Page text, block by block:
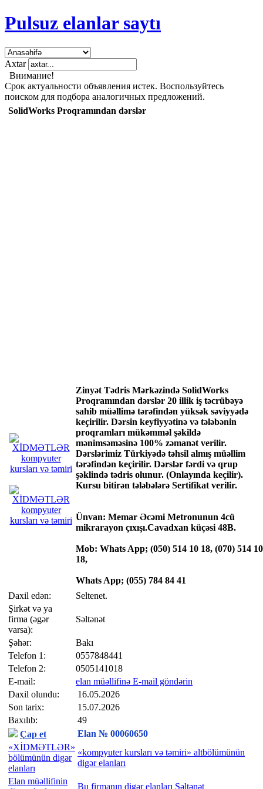
Pulsuz elanlar saytı
Axtar
Внимание!
Срок актуальности объявления истек. Воспользуйтесь
поиском для подбора аналогичных предложений.
SolidWorks Proqramından dərslər
Zinyət Tədris Mərkəzində SolidWorks
Proqramından dərslər 20 illik iş təcrübəyə
sahib müəllimə tərəfindən yüksək səviyyədə
keçirilir. Dərsin keyfiyyətinə və tələbənin
proqramları mükəmməl şəkildə
mənimsəməsinə 100% zəmanət verilir.
Dərslərimiz Türkiyədə təhsil almış müəllim
tərəfindən keçirilir. Dərslər fərdi və qrup
şəklində tədris olunur. (Onlayında keçilir).
Kursu bitirən tələbələrə Sertifikat verilir.
Ünvan: Memar Əcəmi Metronunun 4cü
mikrarayon çıxışı.Cavadxan küçəsi 48B.
Mob: Whats App; (050) 514 10 18, (070) 514 10
18,
Whats App; (055) 784 84 41
Daxil edən:
Seltenet.
Şirkət və ya
firma (əgər
varsa):
Səltənət
Şəhər:
Bakı
Telefon 1:
0557848441
Telefon 2:
0505141018
E-mail:
elan müəllifinə E-mail göndərin
Daxil olundu:
16.05.2026
Son tarix:
15.07.2026
Baxılıb:
49
Çap et
Elan № 00060650
«XİDMƏTLƏR»
bölümünün digər
elanları
«kompyuter kursları və təmiri» altbölümünün
digər elanları
Elan müəllifinin
Bu firmanın digər elanları Səltənət